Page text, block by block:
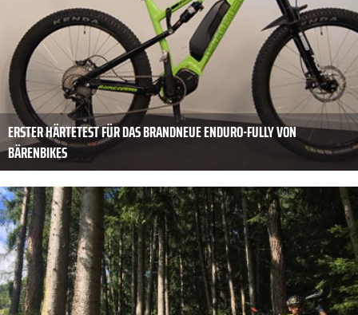
ERSTER HÄRTETEST FÜR DAS BRANDNEUE ENDURO-FULLY VON
BÄRENBIKES